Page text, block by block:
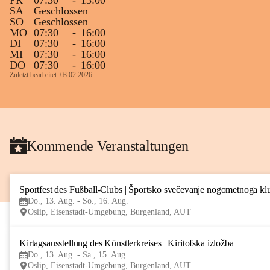
SA
Geschlossen
SO
Geschlossen
MO 07:30 - 16:00
DI
07:30 - 16:00
MI
07:30 - 16:00
DO
07:30 - 16:00
Zuletzt bearbeitet: 03.02.2026
Kommende Veranstaltungen
Sportfest des Fußball-Clubs | Športsko svečevanje nogometnoga
Do., 13. Aug. - So., 16. Aug.
Oslip, Eisenstadt-Umgebung, Burgenland, AUT
Kirtagsausstellung des Künstlerkreises | Kiritofska izložba
Do., 13. Aug. - Sa., 15. Aug.
Oslip, Eisenstadt-Umgebung, Burgenland, AUT